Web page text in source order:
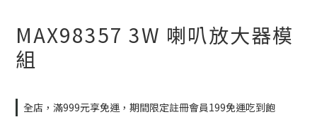
MAX98357 3W 喇叭放大器模
組
全店，滿999元享免運，期間限定註冊會員199免運吃到飽